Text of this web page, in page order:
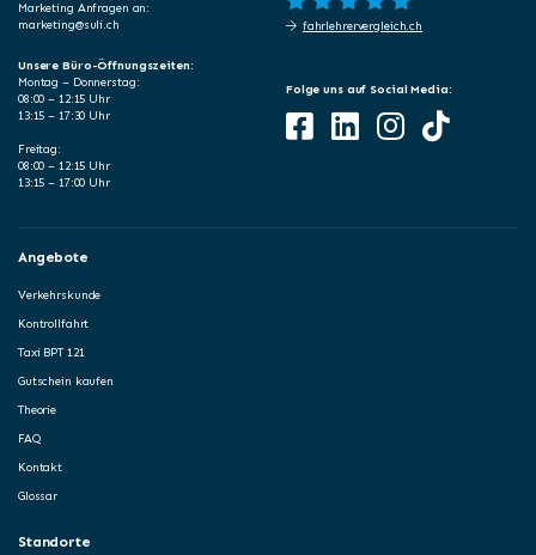
Marketing Anfragen an:
marketing@suli.ch
fahrlehrervergleich.ch
Unsere Büro-Öffnungszeiten:
Montag – Donnerstag:
08:00 – 12:15 Uhr
13:15 – 17:30 Uhr
Freitag:
08:00 – 12:15 Uhr
13:15 – 17:00 Uhr
Folge uns auf Social Media:
Angebote
Verkehrskunde
Kontrollfahrt
Taxi BPT 121
Gutschein kaufen
Theorie
FAQ
Kontakt
Glossar
Standorte